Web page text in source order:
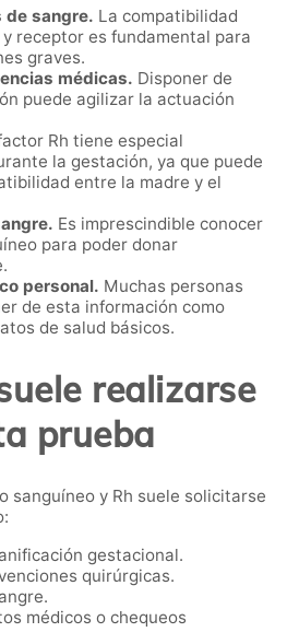
de sangre. La compatibilidad
receptor es fundamental para
graves.
médicas. Disponer de
puede agilizar la actuación
Rh tiene especial
la gestación, ya que puede
entre la madre y el
Es imprescindible conocer
para poder donar
personal. Muchas personas
de esta información como
de salud básicos.
realizarse
prueba
sanguíneo y Rh suele solicitarse
gestacional.
quirúrgicas.
médicos o chequeos